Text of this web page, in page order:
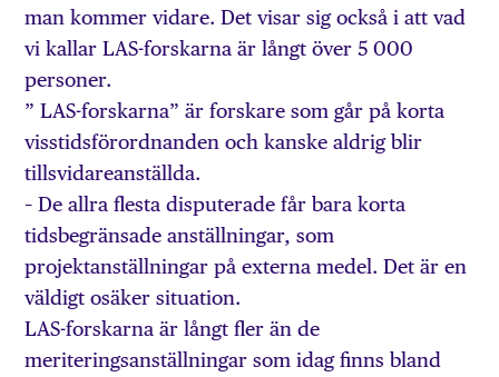
man kommer vidare. Det visar sig också i att vad
vi kallar LAS-forskarna är långt över 5 000
personer.
” LAS-forskarna” är forskare som går på korta
visstidsförordnanden och kanske aldrig blir
tillsvidareanställda.
– De allra flesta disputerade får bara korta
tidsbegränsade anställningar, som
projektanställningar på externa medel. Det är en
väldigt osäker situation.
LAS-forskarna är långt fler än de
meriteringsanställningar som idag finns bland